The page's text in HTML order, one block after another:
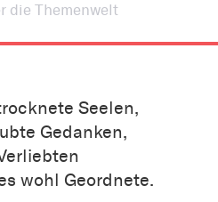
die Themenwelt
Seelen,
Gedanken,
wohl Geordnete.